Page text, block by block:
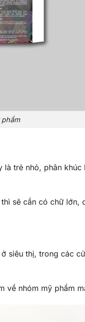
trẻ nhỏ, phân
sẽ cần có chữ
siêu thị, trong các
về nhóm mỹ phẩm